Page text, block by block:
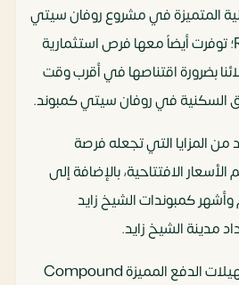
المتميزة في مشروع روفان سيتي
الشيخ زايد Rovan City؛ توفرت أيضاً معها فرص استثمارية
بضرورة اقتناصها في أقرب وقت
السكنية في روفان سيتي كمبوند.
المزايا التي تجعله فرصة
الافتتاحية، بالإضافة إلى
وأشهر كمبوندات الشيخ زايد
مدينة الشيخ زايد.
و من أبرز المزايا أيضاً تسهيلات الدفع المميزة Compound